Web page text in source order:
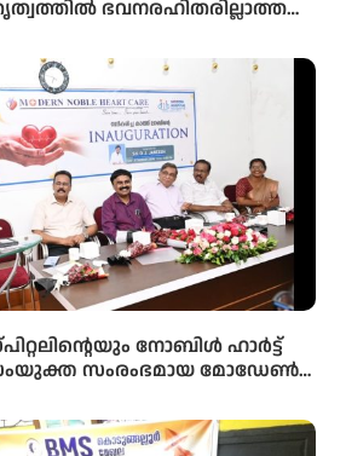
ദാനം നടന്നു
നോബിൾ ഹാർട്ട്
സംരംഭമായ മോഡേൺ
ഉദ്ഘാടനം മന്ത്രി ഒ ജെ ജനീഷ് നിർവ്വഹിച്ചു.